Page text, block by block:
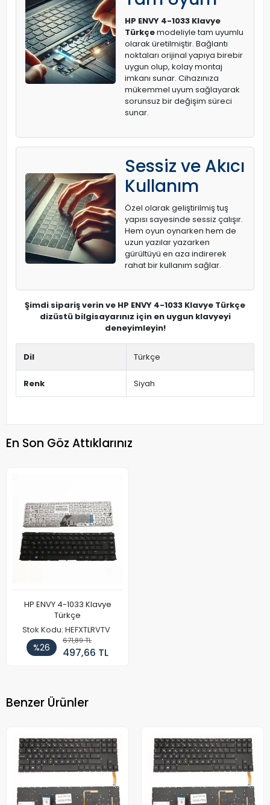
HP ENVY 4-1033 Klavye
Türkçemodeliyle tam uyumlu
olarak üretilmiştir. Bağlantı
noktaları orijinal yapıya birebir
uygun olup, kolay montaj
imkanı sunar. Cihazınıza
mükemmel uyum sağlayarak
sorunsuz bir değişim süreci
sunar.
Sessiz ve Akıcı
Kullanım
Özel olarak geliştirilmiş tuş
yapısı sayesinde sessiz çalışır.
Hem oyun oynarken hem de
uzun yazılar yazarken
gürültüyü en aza indirerek
rahat bir kullanım sağlar.
Şimdi sipariş verin ve HP ENVY 4-1033 Klavye Türkçe
dizüstü bilgisayarınız için en uygun klavyeyi
deneyimleyin!
Dil Türkçe
Renk Siyah
En Son Göz Attıklarınız
HP ENVY 4-1033 Klavye
Türkçe
Stok Kodu: HEFXTLRVTV
%26
671,89 TL
497,66 TL
Benzer Ürünler